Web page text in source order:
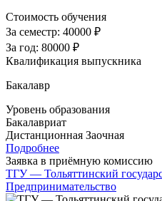
Стоимость обучения
За семестр: 40000 ₽
За год: 80000 ₽
Квалификация выпускника
Бакалавр
Уровень образования
Бакалавриат
Дистанционная Заочная
Подробнее
Заявка в приёмную комиссию
ТГУ — Тольяттинский
Предпринимательство